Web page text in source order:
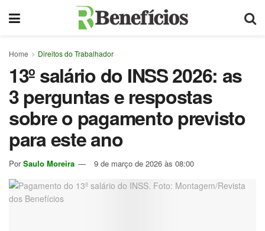
Home Direitos do Trabalhador
13º salário do INSS 2026: as
3 perguntas e respostas
sobre o pagamento previsto
para este ano
Por Saulo Moreira 9 de março de 2026 às 08:00